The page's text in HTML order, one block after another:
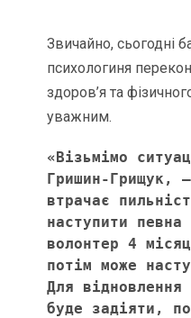
Звичайно, сьогодні
психологиня
здоров’я та
уважним.
«Візьмімо
Гришин-Грищук,
втрачає
наступити
волонтер 4
потім може
Для відновлення
буде задіяти,